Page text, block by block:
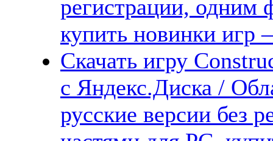
регистрации, одним
купить новинки
Скачать игру
с Яндекс.Диска /
русские версии без